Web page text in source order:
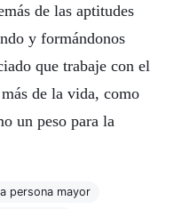
de las aptitudes
y formándonos
que trabaje con el
de la vida, como
un peso para la
persona mayor